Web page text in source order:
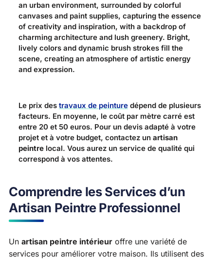
an urban environment, surrounded by colorful
canvases and paint supplies, capturing the essence
of creativity and inspiration, with a backdrop of
charming architecture and lush greenery. Bright,
lively colors and dynamic brush strokes fill the
scene, creating an atmosphere of artistic energy
and expression.
Le prix des travaux de peinture dépend de plusieurs
facteurs. En moyenne, le coût par mètre carré est
entre 20 et 50 euros. Pour un devis adapté à votre
projet et à votre budget, contactez un artisan
peintre local. Vous aurez un service de qualité qui
correspond à vos attentes.
Comprendre les Services d’un
Artisan Peintre Professionnel
Un artisan peintre intérieur offre une variété de
services pour améliorer votre maison. Ils utilisent des